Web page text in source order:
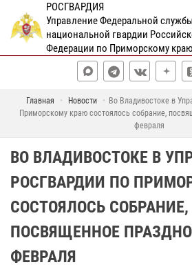
РОСГВАРДИЯ
Управление Федеральной
национальной гвардии
Федерации по Приморскому краю
Главная Новости
Во Владивостоке в
Приморскому краю состоялось собрание,
февраля
ВО ВЛАДИВОСТОКЕ В
РОСГВАРДИИ ПО
СОСТОЯЛОСЬ СОБРАНИЕ,
ПОСВЯЩЕННОЕ
ФЕВРАЛЯ